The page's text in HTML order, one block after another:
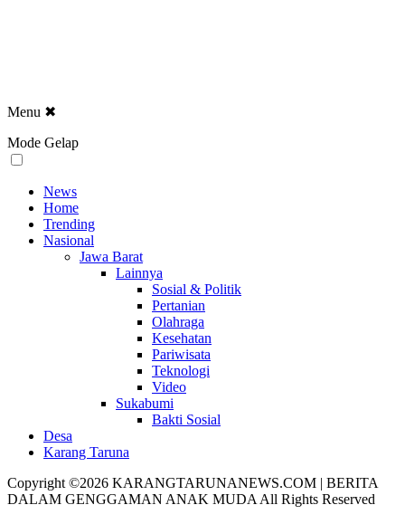
Menu ✖
Mode Gelap
News
Home
Trending
Nasional
Jawa Barat
Lainnya
Sosial & Politik
Pertanian
Olahraga
Kesehatan
Pariwisata
Teknologi
Video
Sukabumi
Bakti Sosial
Desa
Karang Taruna
Copyright ©2026 KARANGTARUNANEWS.COM | BERITA
DALAM GENGGAMAN ANAK MUDA All Rights Reserved